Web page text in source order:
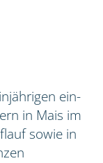
ein-
in Mais im
sowie in